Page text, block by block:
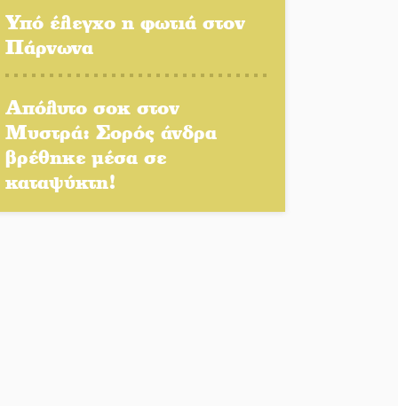
Δάκος: Νέα «όπλα» στην
προστασία της ελιάς
Καλοκαιρινό Pool Party στο
Mystras Grand Palace
Resort & Spa
Στον καταψύκτη του Μυστρά
για το «ζεστό» χρήμα
Υπό έλεγχο η φωτιά στον
Πάρνωνα
Απόλυτο σοκ στον
Μυστρά: Σορός άνδρα
βρέθηκε μέσα σε
καταψύκτη!